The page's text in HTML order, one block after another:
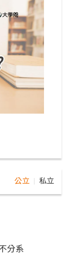
公立 ｜ 私立
分系